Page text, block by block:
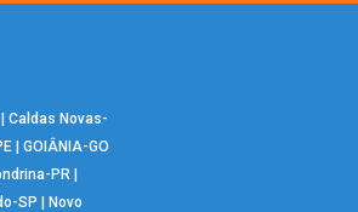
| Caldas Novas-
| GOIÂNIA-GO
PR |
SP | Novo